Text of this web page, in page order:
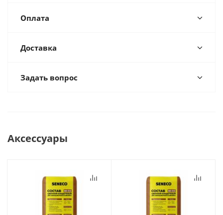
Оплата
Доставка
Задать вопрос
Аксессуары